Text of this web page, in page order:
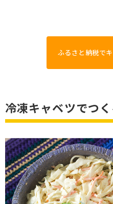
ふるさと納税で
冷凍キャベツでつ